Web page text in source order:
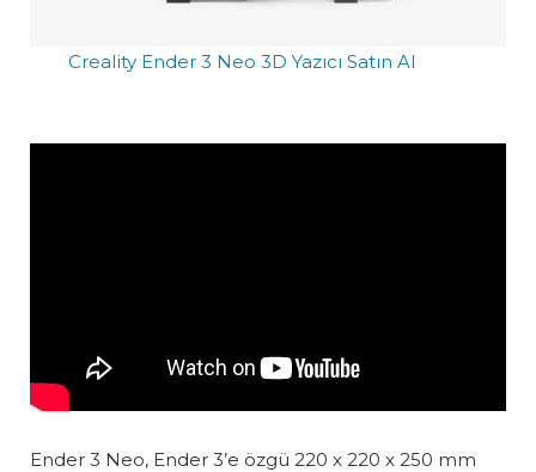
Creality Ender 3 Neo 3D Yazıcı Satın Al
Ender 3 Neo, Ender 3’e özgü 220 x 220 x 250 mm